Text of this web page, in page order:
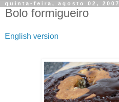
quinta-feira, agosto 02, 2007
Bolo formigueiro
English version